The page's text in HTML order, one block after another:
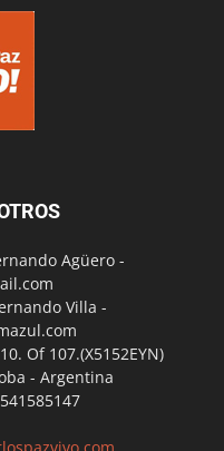
Agüero -
Villa -
Of 107.(X5152EYN)
- Argentina